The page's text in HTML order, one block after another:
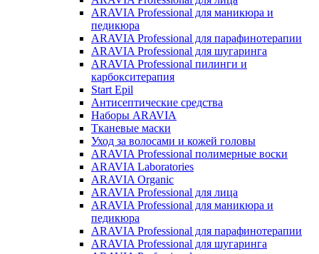
ARAVIA Professional для маникюра и
педикюра
ARAVIA Professional для парафинотерапии
ARAVIA Professional для шугаринга
ARAVIA Professional пилинги и
карбокситерапия
Start Epil
Антисептические средства
Наборы ARAVIA
Тканевые маски
Уход за волосами и кожей головы
ARAVIA Professional полимерные воски
ARAVIA Laboratories
ARAVIA Organic
ARAVIA Professional для лица
ARAVIA Professional для маникюра и
педикюра
ARAVIA Professional для парафинотерапии
ARAVIA Professional для шугаринга